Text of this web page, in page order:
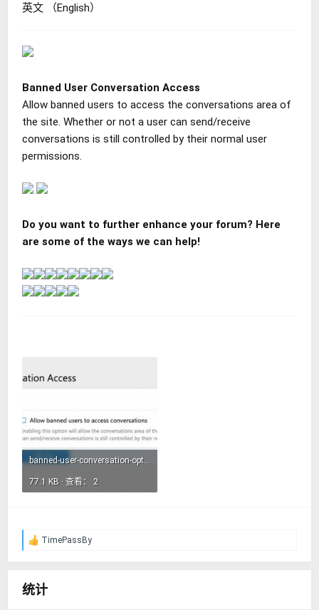
英文 （English）
Banned User Conversation Access
Allow banned users to access the conversations area of
the site. Whether or not a user can send/receive
conversations is still controlled by their normal user
permissions.
Do you want to further enhance your forum? Here
are some of the ways we can help!
77.1 KB · 查看： 2
反
TimePassBy
统计